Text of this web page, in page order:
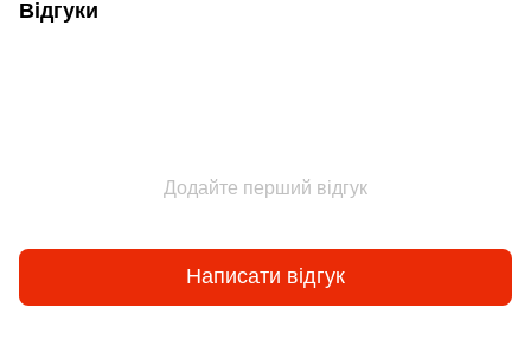
Відгуки
Додайте перший відгук
Написати відгук